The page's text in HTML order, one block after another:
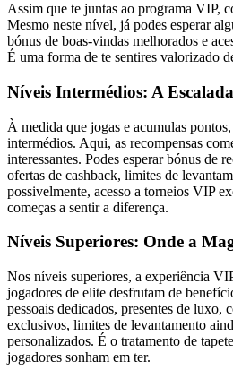
Assim que te juntas ao programa VIP,
Mesmo neste nível, já podes esperar
bónus de boas-vindas melhorados e
É uma forma de te sentires valorizado
Níveis Intermédios: A
À medida que jogas e acumulas
intermédios. Aqui, as recompensas
interessantes. Podes esperar bónus de
ofertas de cashback, limites de
possivelmente, acesso a torneios VIP
começas a sentir a diferença.
Níveis Superiores: Onde a
Nos níveis superiores, a experiência
jogadores de elite desfrutam de
pessoais dedicados, presentes de luxo,
exclusivos, limites de levantamento
personalizados. É o tratamento de
jogadores sonham em ter.